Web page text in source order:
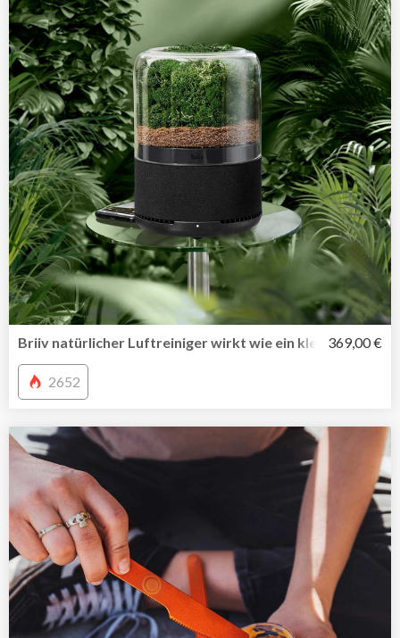
Briiv natürlicher Luftreiniger wirkt wie ein kleiner369,00 €
2652